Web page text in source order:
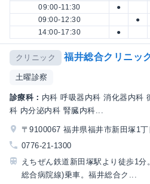
09:00-11:30
●
09:00-12:30
●
14:00-17:30
●
クリニック 福井総合クリニッ
土曜診察
診療科： 内科 呼吸器内科 消化器内科
科 内分泌内科 腎臓内科...
〒9100067 福井県福井市新田塚1
0776-21-1300
えちぜん鉄道新田塚駅より徒歩1
総合病院線)乗車。福井総合ク...